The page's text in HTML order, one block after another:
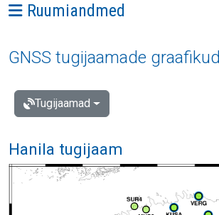
Ava menüü: Ruumiandmed
Ruumiandmed
GNSS tugijaamade graafikud
Tugijaamad
Hanila tugijaam